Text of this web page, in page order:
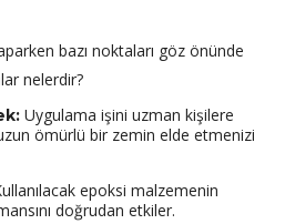
bazı noktaları göz önünde
nelerdir?
Uygulama işini uzman kişilere
ömürlü bir zemin elde etmenizi
epoksi malzemenin
doğrudan etkiler.